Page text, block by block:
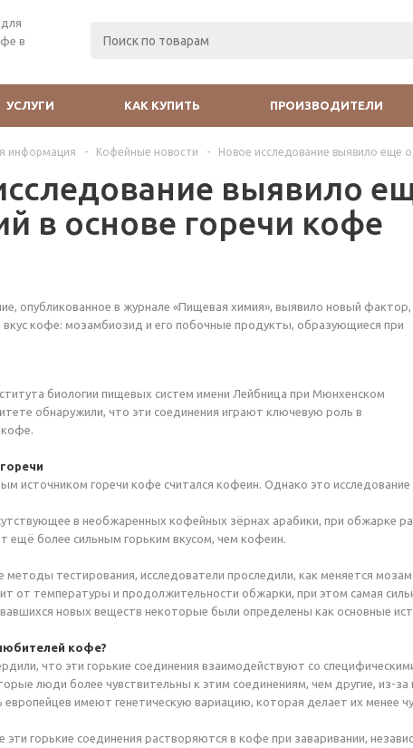
в
УСЛУГИ КАК КУПИТЬ ПРОИЗВОДИТЕЛИ
информация - Кофейные новости - Новое исследование выявило еще
выявило
в основе горечи кофе
опубликованное в журнале «Пищевая химия», выявило новый фактор,
вкус кофе: мозамбиозид и его побочные продукты, образующиеся при
биологии пищевых систем имени Лейбница при Мюнхенском
обнаружили, что эти соединения играют ключевую роль в
источником горечи кофе считался кофеин. Однако это
в необжаренных кофейных зёрнах арабики, при обжарке
ещё более сильным горьким вкусом, чем кофеин.
методы тестирования, исследователи проследили, как меняется
от температуры и продолжительности обжарки, при этом самая
новых веществ некоторые были определены как основные
кофе?
что эти горькие соединения взаимодействуют со
люди более чувствительны к этим соединениям, чем другие, из-за
имеют генетическую вариацию, которая делает их менее
эти горькие соединения растворяются в кофе при заваривании,